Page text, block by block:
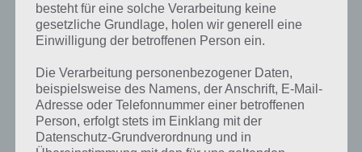
Bei Sonic Jump handelt es sich um einen vertikalen Endless Scroller
ähnlich dem bekannten Doodle Jump. Die Grafik ist dabei an den
an die Spielfiguren und Objekte sehr gut erinnern können. Aber auch
in Sonic The Hedgehog Episode 4 kommen diese Objekte ja wieder
zum Einsatz. Neben den Objekten wurden auch die einzelnen Welten
wie die Green Hill Zone vom Design her integriert. Allerdings gibt es
auch neue Welten wie die Mountain Zone und die Jungle Zone.
besteht für eine solche Verarbeitung keine
gesetzliche Grundlage, holen wir generell eine
Einwilligung der betroffenen Person ein.
Die Verarbeitung personenbezogener Daten,
beispielsweise des Namens, der Anschrift, E-Mail-
Adresse oder Telefonnummer einer betroffenen
Person, erfolgt stets im Einklang mit der
Datenschutz-Grundverordnung und in